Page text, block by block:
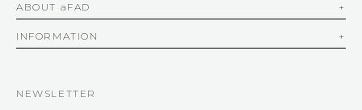
ABOUT aFAD
INFORMATION
NEWSLETTER